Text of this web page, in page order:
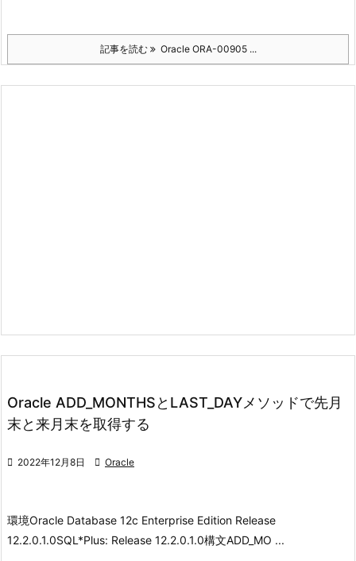
記事を読む Oracle ORA-00905 ...
Oracle ADD_MONTHSとLAST_DAYメソッドで先月
末と来月末を取得する
 2022年12月8日  Oracle
環境Oracle Database 12c Enterprise Edition Release
12.2.0.1.0SQL*Plus: Release 12.2.0.1.0構文ADD_MO ...